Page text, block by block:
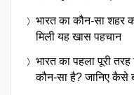
भारत का कौन-सा शहर
मिली यह खास पहचान
भारत का पहला पूरी
कौन-सा है? जानिए कैसे